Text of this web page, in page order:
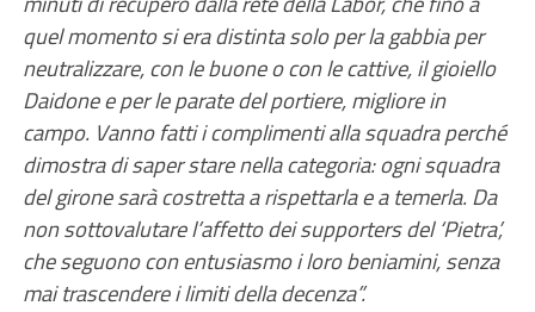
quel momento si era distinta solo per la gabbia per
neutralizzare, con le buone o con le cattive, il gioiello
Daidone e per le parate del portiere, migliore in
campo. Vanno fatti i complimenti alla squadra perché
dimostra di saper stare nella categoria: ogni squadra
del girone sarà costretta a rispettarla e a temerla. Da
non sottovalutare l’affetto dei supporters del ‘Pietra’,
che seguono con entusiasmo i loro beniamini, senza
mai trascendere i limiti della decenza”.